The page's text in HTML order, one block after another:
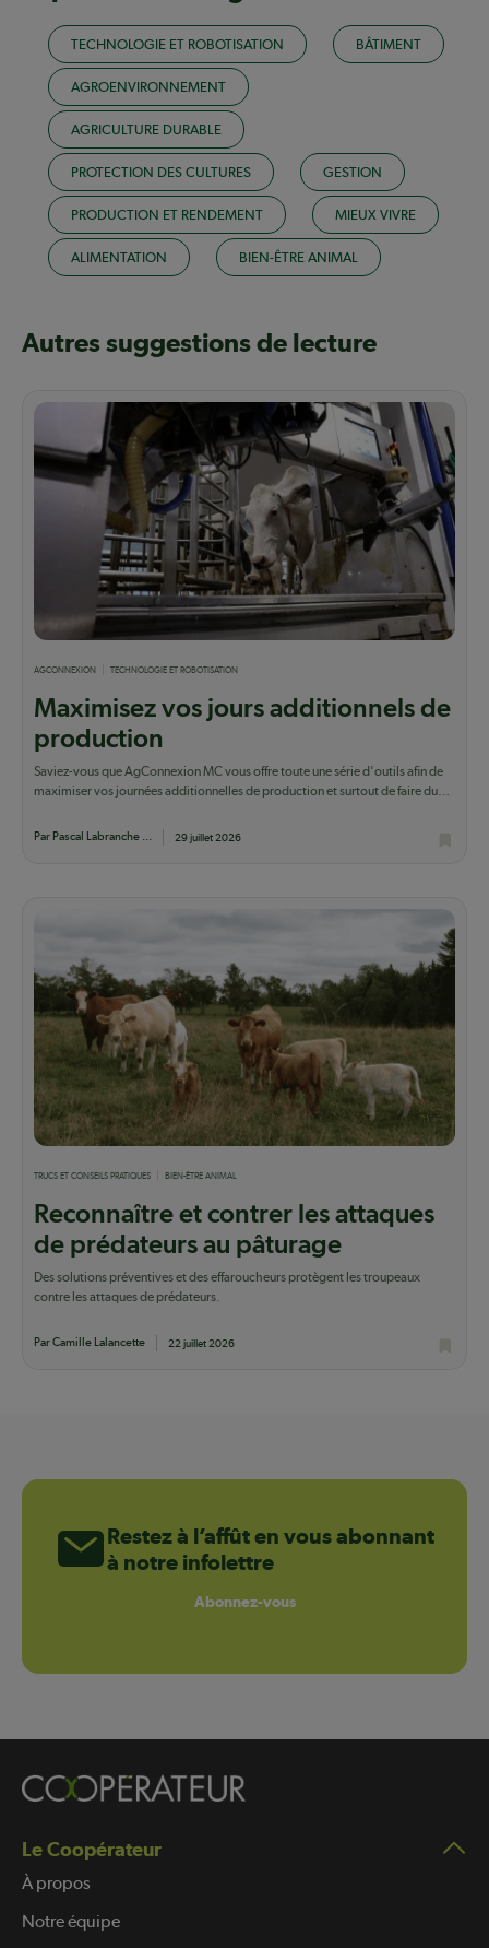
TECHNOLOGIE ET ROBOTISATION BÂTIMENT
AGROENVIRONNEMENT
AGRICULTURE DURABLE
PROTECTION DES CULTURES GESTION
PRODUCTION ET RENDEMENT MIEUX VIVRE
ALIMENTATION BIEN-ÊTRE ANIMAL
Autres suggestions de lecture
AGCONNEXION TECHNOLOGIE ET ROBOTISATION
Maximisez vos jours additionnels de
production
Saviez-vous que AgConnexion MC vous offre toute une série d'outils afin de
maximiser vos journées additionnelles de production et surtout de faire du
Par Pascal Labranche ... 29 juillet 2026
TRUCS ET CONSEILS PRATIQUES BIEN-ÊTRE ANIMAL
Reconnaître et contrer les attaques
de prédateurs au pâturage
Des solutions préventives et des effaroucheurs protègent les troupeaux
contre les attaques de prédateurs.
Par Camille Lalancette 22 juillet 2026
Restez à l’affût en vous abonnant
à notre infolettre
Abonnez-vous
Le Coopérateur
À propos
Notre équipe